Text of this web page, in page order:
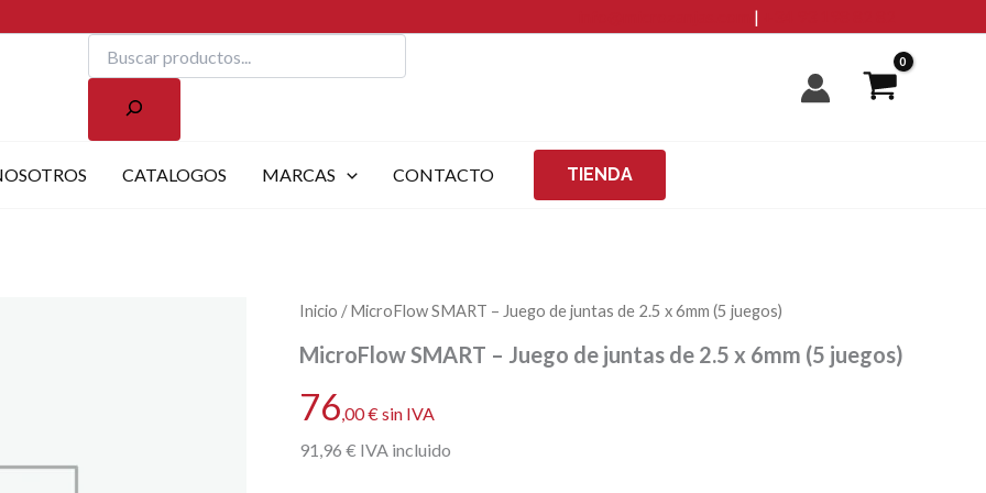
|
Buscar
CATALOGOS MARCAS CONTACTO TIENDA
Inicio / MicroFlow SMART – Juego de juntas de 2.5 x 6mm (5 juegos)
MicroFlow SMART – Juego de juntas de 2.5 x 6mm (5 juegos)
76,00€sin IVA
91,96 € IVA incluido